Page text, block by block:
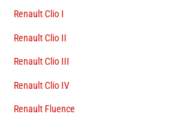
Renault Clio I
Renault Clio II
Renault Clio III
Renault Clio IV
Renault Fluence